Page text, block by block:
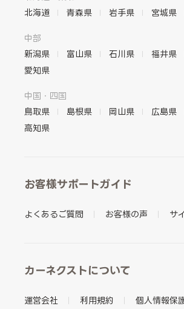
北海道
青森県 岩手県 宮城県
中部
新潟県
富山県 石川県 福井県
愛知県
中国・四国
鳥取県
島根県 岡山県 広島県
高知県
お客様サポートガイド
よくあるご質問 お客様の声 サ
カーネクストについて
運営会社 利用規約 個人情報保